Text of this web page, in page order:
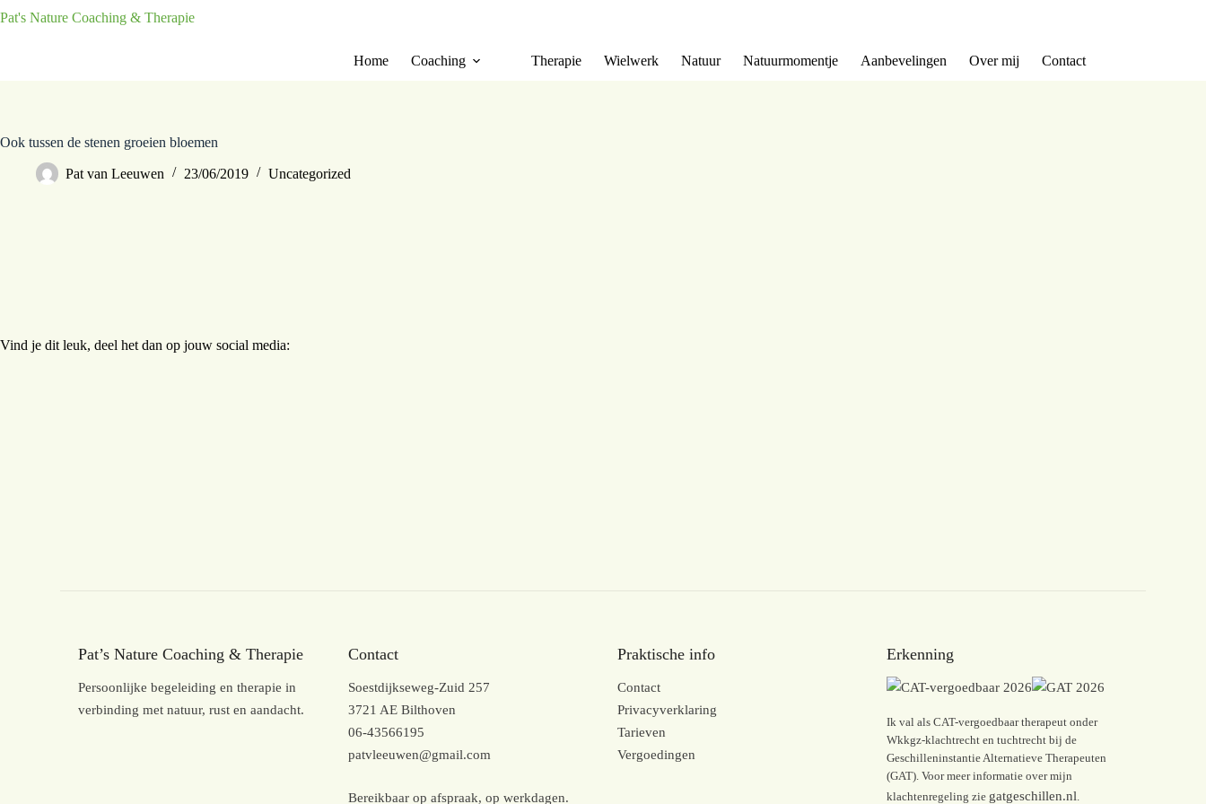
Pat's Nature Coaching & Therapie
Home Coaching Therapie Wielwerk Natuur Natuurmomentje Aanbevelingen Over mij Contact
Ook tussen de stenen groeien bloemen
Pat van Leeuwen 23/06/2019 Uncategorized
Vind je dit leuk, deel het dan op jouw social media:
Pat’s Nature Coaching & Therapie
Persoonlijke begeleiding en therapie in
verbinding met natuur, rust en aandacht.
Contact
Soestdijkseweg-Zuid 257
3721 AE Bilthoven
06-43566195
patvleeuwen@gmail.com
Bereikbaar op afspraak, op werkdagen.
Praktische info
Contact
Privacyverklaring
Tarieven
Vergoedingen
Erkenning
Ik val als CAT-vergoedbaar therapeut onder
Wkkgz-klachtrecht en tuchtrecht bij de
Geschilleninstantie Alternatieve Therapeuten
(GAT). Voor meer informatie over mijn
klachtenregeling zie gatgeschillen.nl.